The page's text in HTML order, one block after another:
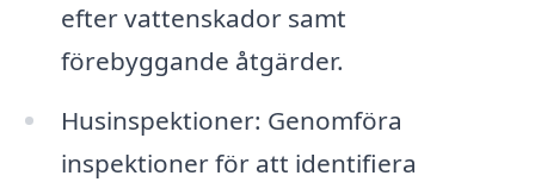
efter vattenskador samt
förebyggande åtgärder.
Husinspektioner: Genomföra
inspektioner för att identifiera